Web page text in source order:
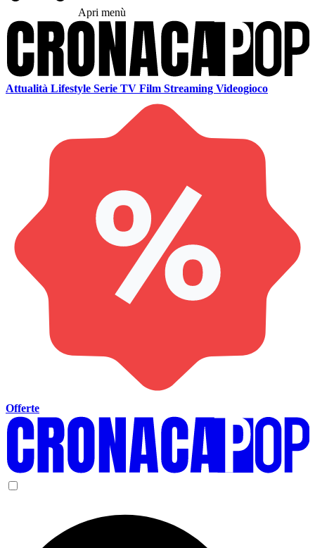
Apri menù
Attualità Lifestyle Serie TV Film Streaming Videogioco
Offerte